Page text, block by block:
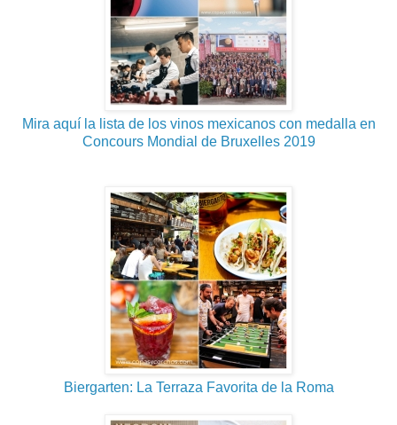
Mira aquí la lista de los vinos mexicanos con medalla en
Concours Mondial de Bruxelles 2019
Biergarten: La Terraza Favorita de la Roma